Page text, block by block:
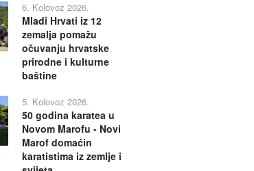
6. Kolovoz 2026.
Mladi Hrvati iz 12
zemalja pomažu
očuvanju hrvatske
prirodne i kulturne
baštine
5. Kolovoz 2026.
50 godina karatea u
Novom Marofu - Novi
Marof domaćin
karatistima iz zemlje i